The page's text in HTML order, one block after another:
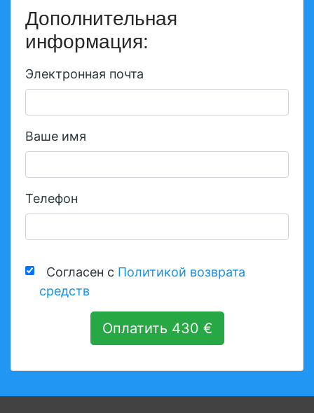
Дополнительная
информация:
Электронная почта
Ваше имя
Телефон
Согласен с Политикой возврата
средств
Оплатить 430 €